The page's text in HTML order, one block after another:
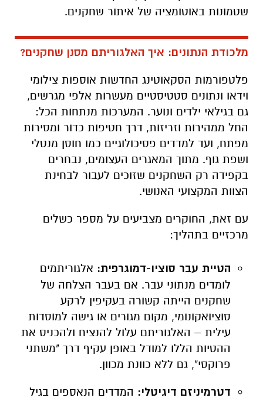
שטמונות באוטומציה של איתור שחקנים.
מלכודת הנתונים: איך האלגוריתם מסנן שחקנים?
פלטפורמות הסקאוטינג החדשות אוספות צילומי
וידאו ונתונים סטטיסטיים מעשרות אלפי מגרשים,
גם בגילאי ילדים ונוער. המערכות מנתחות הכל:
החל ממהירות וזריזות, דרך חטיפות כדור ומסירות
מפתח, ועד למדדים פסיכולוגיים כמו חוסן מנטלי
ושפת גוף. מתוך המאגרים העצומים, נבחרים
בקפידה רק השחקנים שזוכים לעבור לבחינת
הצוות המקצועי האנושי.
עם זאת, החוקרים מצביעים על מספר כשלים
מרכזיים בתהליך:
הטיית עבר סוציו-דמוגרפית: אלגוריתמים
לומדים מנתוני עבר. אם בעבר הצלחה של
שחקנים הייתה קשורה בעקיפין לרקע
סוציואקונומי, מקום מגורים או גישה למוסדות
עילית – האלגוריתם עלול להנציח ולהכניס את
ההטיות הללו למודל באופן עקיף דרך "משתני
פרוקסי", גם ללא כוונת מכוון.
דטרמיניזם דיגיטלי: המדדים הנאספים בגיל